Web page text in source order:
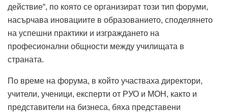
действие“, по която се организират този тип форуми,
насърчава иновациите в образованието, споделянето
на успешни практики и изграждането на
професионални общности между училищата в
страната.
По време на форума, в който участваха директори,
учители, ученици, експерти от РУО и МОН, както и
представители на бизнеса, бяха представени